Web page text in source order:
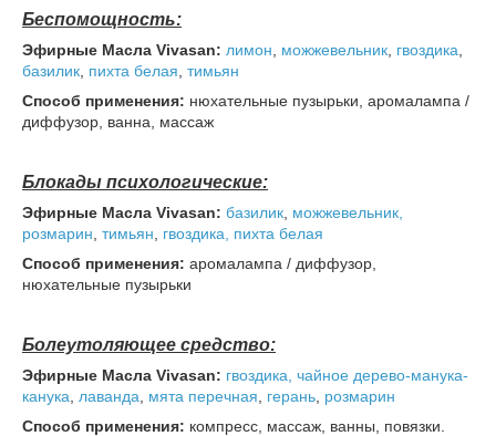
Беспомощность:
Эфирные Масла Vivasan: лимон можжевельник гвоздика
базилик пихта белая тимьян
Способ применения: нюхательные пузырьки, аромалампа /
диффузор, ванна, массаж
Блокады психологические:
Эфирные Масла Vivasan: базилик можжевельник,
розмарин тимьян гвоздика, пихта белая
Способ применения: аромалампа / диффузор,
нюхательные пузырьки
Болеутоляющее средство:
Эфирные Масла Vivasan: гвоздика, чайное дерево-манука-
канука
лаванда мята перечная герань розмарин
Способ применения: компресс, массаж, ванны, повязки.